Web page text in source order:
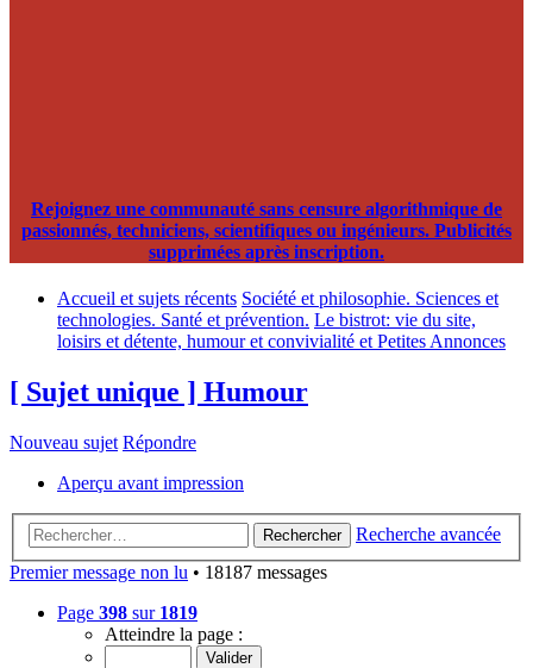
Rejoignez une communauté sans censure algorithmique de
passionnés, techniciens, scientifiques ou ingénieurs. Publicités
supprimées après inscription.
Accueil et sujets récents Société et philosophie. Sciences et
technologies. Santé et prévention. Le bistrot: vie du site,
loisirs et détente, humour et convivialité et Petites Annonces
[ Sujet unique ] Humour
Nouveau sujet Répondre
Aperçu avant impression
Rechercher
Recherche avancée
Premier message non lu • 18187 messages
Page 398 sur 1819
Atteindre la page :